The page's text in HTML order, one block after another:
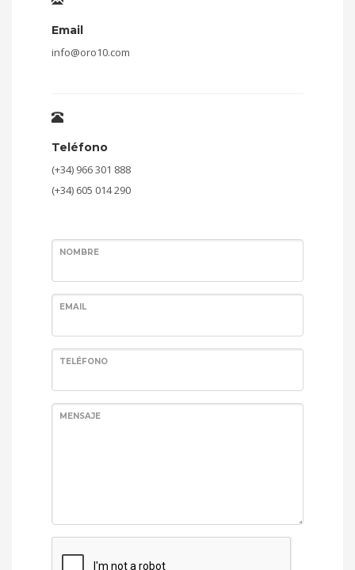
Email
info@oro10.com
Teléfono
(+34) 966 301 888
(+34) 605 014 290
NOMBRE
EMAIL
TELÉFONO
MENSAJE